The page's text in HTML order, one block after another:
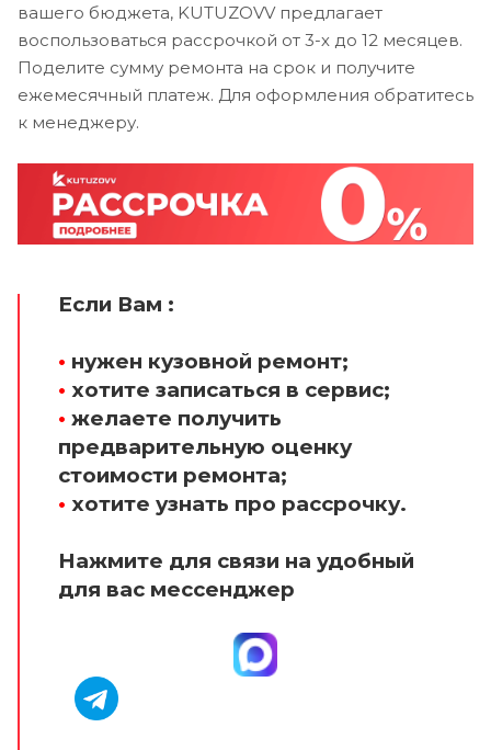
вашего бюджета, KUTUZOVV предлагает
воспользоваться рассрочкой от 3-х до 12 месяцев.
Поделите сумму ремонта на срок и получите
ежемесячный платеж. Для оформления обратитесь
к менеджеру.
Если Вам :
• нужен кузовной ремонт;
• хотите записаться в сервис;
• желаете получить
предварительную оценку
стоимости ремонта;
• хотите узнать про рассрочку.
Нажмите для связи на удобный
для вас мессенджер